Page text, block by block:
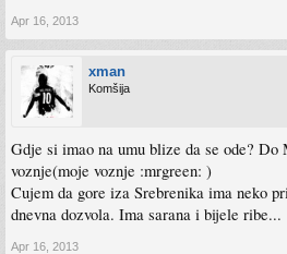
Apr 16, 2013
xman
Komšija
Gdje si imao na umu blize da se ode? Do
voznje(moje voznje :mrgreen: )
Cujem da gore iza Srebrenika ima neko
dnevna dozvola. Ima sarana i bijele ribe...
Apr 16, 2013